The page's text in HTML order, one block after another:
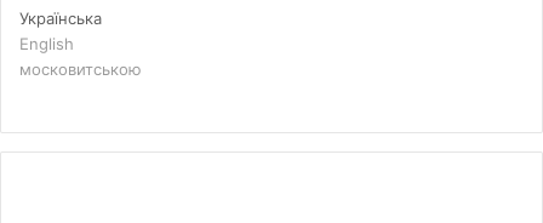
Українська
English
московитською